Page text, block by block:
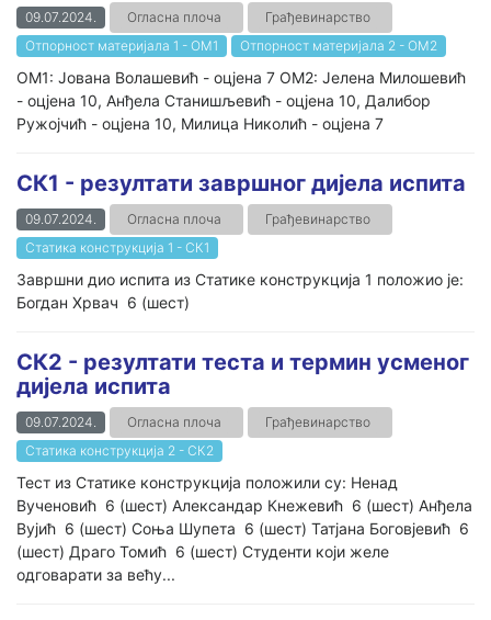
09.07.2024. Огласна плоча
Грађевинарство
Отпорност материјала 1 - ОМ1
Отпорност материјала 2 - ОМ2
ОМ1: Јована Волашевић - оцјена 7 ОМ2: Јелена Милошевић
- оцјена 10, Анђела Станишљевић - оцјена 10, Далибор
Ружојчић - оцјена 10, Милица Николић - оцјена 7
СК1 - резултати завршног дијела испита
09.07.2024. Огласна плоча
Грађевинарство
Статика конструкција 1 - СК1
Завршни дио испита из Статике конструкција 1 положио је:
Богдан Хрвач 6 (шест)
СК2 - резултати теста и термин усменог
дијела испита
09.07.2024. Огласна плоча
Грађевинарство
Статика конструкција 2 - СК2
Тест из Статике конструкција положили су: Ненад
Вученовић 6 (шест) Александар Кнежевић 6 (шест) Анђела
Вујић 6 (шест) Соња Шупета 6 (шест) Татјана Боговјевић 6
(шест) Драго Томић 6 (шест) Студенти који желе
одговарати за већу...